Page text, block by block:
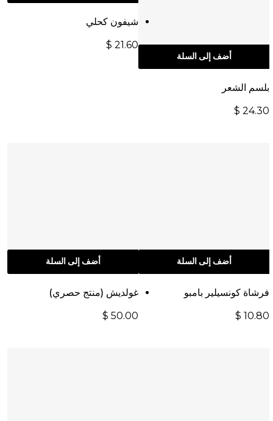
أضف إلى السلة
بلسم الشعر
$ 24.30
شيفون كحلي
$ 21.60
أضف إلى السلة
فرشاة كونسيلير بامبو
$ 10.80
أضف إلى السلة
غولديش (منتج حصري)
$ 50.00